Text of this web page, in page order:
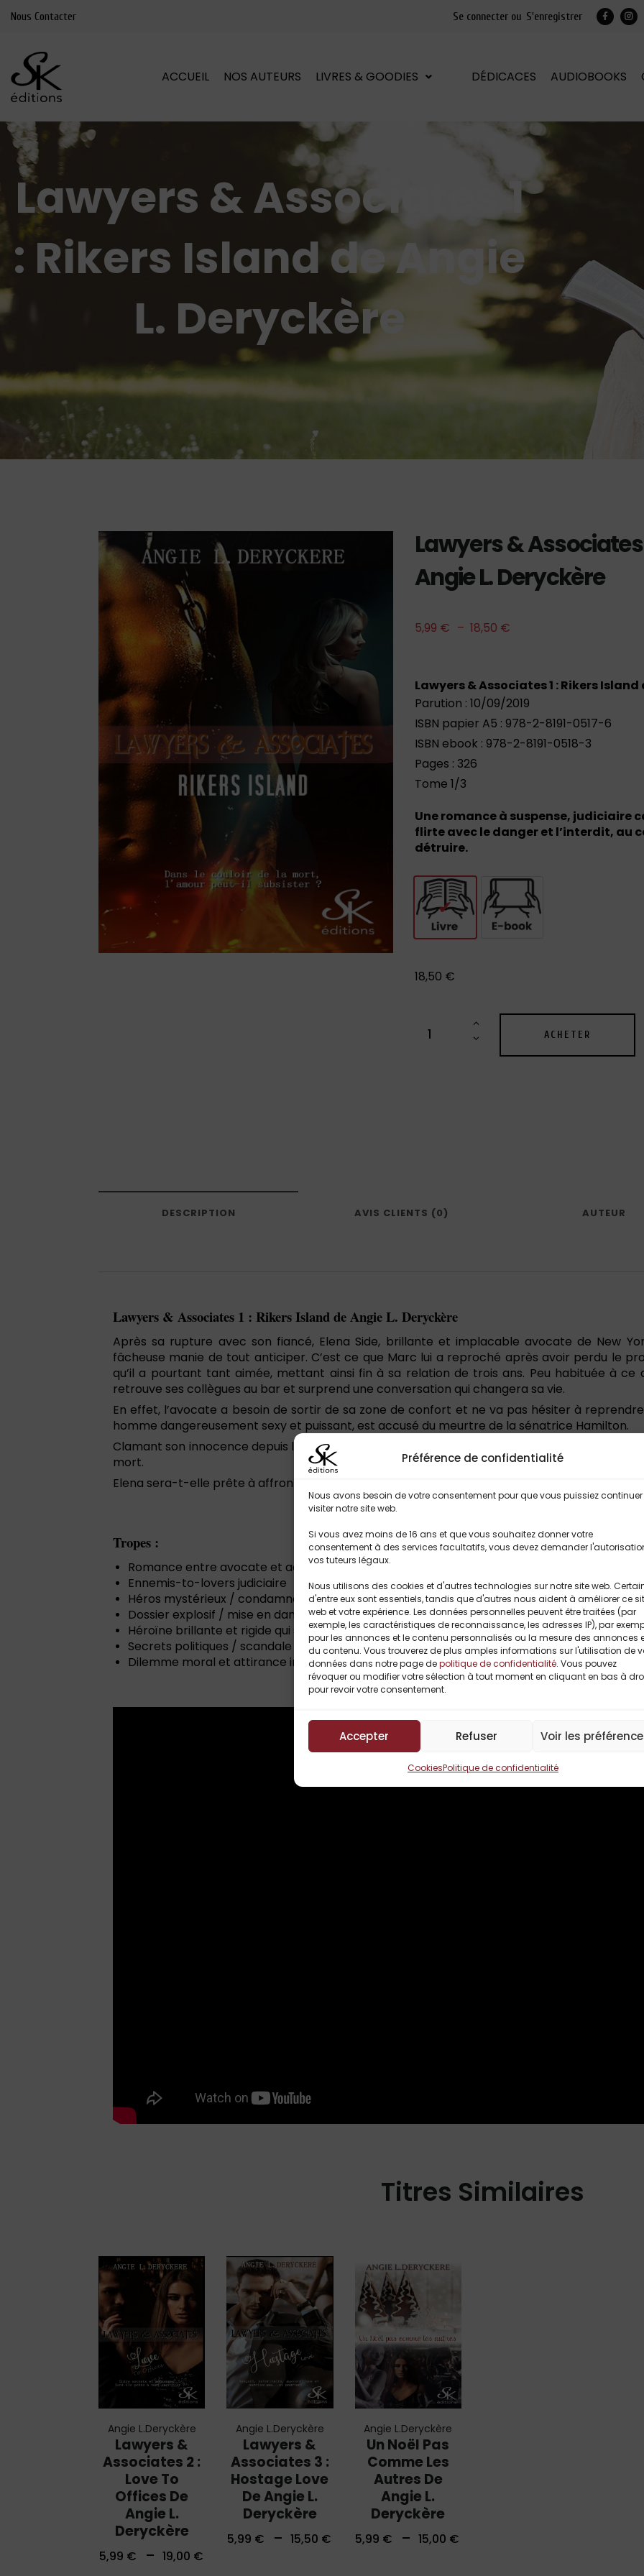
Préférence de confidentialité
Nous avons besoin de votre consentement pour que vous puissiez
visiter notre site web.
Si vous avez moins de 16 ans et que vous souhaitez donner votre
consentement à des services facultatifs, vous devez demander
vos tuteurs légaux.
Nous utilisons des cookies et d'autres technologies sur notre site web.
d'entre eux sont essentiels, tandis que d'autres nous aident à améliorer ce
web et votre expérience. Les données personnelles peuvent être traitées (par
exemple, les caractéristiques de reconnaissance, les adresses IP), par
pour les annonces et le contenu personnalisés ou la mesure des annonces
du contenu. Vous trouverez de plus amples informations sur l'utilisation de
données dans notre page depolitique de confidentialité. Vous pouvez
révoquer ou modifier votre sélection à tout moment en cliquant en bas à
pour revoir votre consentement.
Accepter Refuser Voir les
CookiesPolitique de confidentialité
Nous Contacter Se connecter ou S'enregistrer
ACCUEIL NOS AUTEURS LIVRES & GOODIES DÉDICACES AUDIOBOOKS
Lawyers & Associates 1
: Rikers Island de Angie
L. Deryckère
Lawyers & Associates
Angie L. Deryckère
5,99 € – 18,50 €
Lawyers & Associates 1 : Rikers
Parution : 10/09/2019
ISBN papier A5 : 978-2-8191-0517-6
ISBN ebook : 978-2-8191-0518-3
Pages : 326
Tome 1/3
Une romance à suspense, judiciaire
flirte avec le danger et l’interdit, au
détruire.
Livre E-book
18,50 €
ACHETER
DESCRIPTION AVIS CLIENTS (0) AUTEUR
Lawyers & Associates 1 : Rikers Island de Angie L. Deryckère
Après sa rupture avec son fiancé, Elena Side, brillante et implacable avocate de New
fâcheuse manie de tout anticiper. C’est ce que Marc lui a reproché après avoir perdu le
qu’il a pourtant tant aimée, mettant ainsi fin à sa relation de trois ans. Peu habituée à ce
retrouve ses collègues au bar et surprend une conversation qui changera sa vie.
En effet, l’avocate a besoin de sortir de sa zone de confort et ne va pas hésiter à reprendre
homme dangereusement sexy et puissant, est accusé du meurtre de la sénatrice Hamilton.
Clamant son innocence depuis le début malgré les preuves qui l’accablent, il attend
mort.
Elena sera-t-elle prête à affronter ce dossier qui risquerait bien de briser sa carrière… ainsi
Tropes :
Romance entre avocate et accusé
Ennemis-to-lovers judiciaire
Héros mystérieux / condamné à tort
Dossier explosif / mise en danger de carrière
Héroïne brillante et rigide qui se libère
Secrets politiques / scandale public
Dilemme moral et attirance interdite
Titres Similaires
Lawyers &
Associates 2 :
Love To
Offices De
Angie L.
Deryckère
Angie L.Deryckère
5,99 € – 19,00 €
Lawyers &
Associates 3 :
Hostage Love
De Angie L.
Deryckère
Angie L.Deryckère
5,99 € – 15,50 €
Un Noël Pas
Comme Les
Autres De
Angie L.
Deryckère
Angie L.Deryckère
5,99 € – 15,00 €